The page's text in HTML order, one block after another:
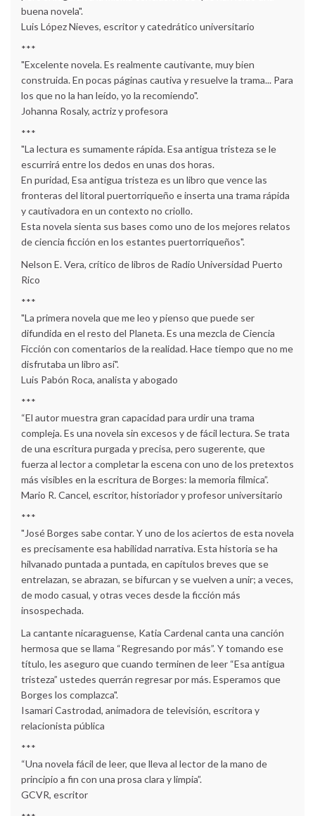
buena novela".
Luis López Nieves, escritor y catedrático universitario
***
"Excelente novela. Es realmente cautivante, muy bien
construida. En pocas páginas cautiva y resuelve la trama... Para
los que no la han leído, yo la recomiendo".
Johanna Rosaly, actriz y profesora
***
"La lectura es sumamente rápida. Esa antigua tristeza se le
escurrirá entre los dedos en unas dos horas.
En puridad, Esa antigua tristeza es un libro que vence las
fronteras del litoral puertorriqueño e inserta una trama rápida
y cautivadora en un contexto no criollo.
Esta novela sienta sus bases como uno de los mejores relatos
de ciencia ficción en los estantes puertorriqueños".
Nelson E. Vera, crítico de libros de Radio Universidad Puerto
Rico
***
"La primera novela que me leo y pienso que puede ser
difundida en el resto del Planeta. Es una mezcla de Ciencia
Ficción con comentarios de la realidad. Hace tiempo que no me
disfrutaba un libro así".
Luis Pabón Roca, analista y abogado
***
“El autor muestra gran capacidad para urdir una trama
compleja. Es una novela sin excesos y de fácil lectura. Se trata
de una escritura purgada y precisa, pero sugerente, que
fuerza al lector a completar la escena con uno de los pretextos
más visibles en la escritura de Borges: la memoria fílmica”.
Mario R. Cancel, escritor, historiador y profesor universitario
***
"José Borges sabe contar. Y uno de los aciertos de esta novela
es precisamente esa habilidad narrativa. Esta historia se ha
hilvanado puntada a puntada, en capítulos breves que se
entrelazan, se abrazan, se bifurcan y se vuelven a unir; a veces,
de modo casual, y otras veces desde la ficción más
insospechada.
La cantante nicaraguense, Katia Cardenal canta una canción
hermosa que se llama “Regresando por más”. Y tomando ese
título, les aseguro que cuando terminen de leer “Esa antigua
tristeza” ustedes querrán regresar por más. Esperamos que
Borges los complazca".
Isamari Castrodad, animadora de televisión, escritora y
relacionista pública
***
“Una novela fácil de leer, que lleva al lector de la mano de
principio a fin con una prosa clara y limpia”.
GCVR, escritor